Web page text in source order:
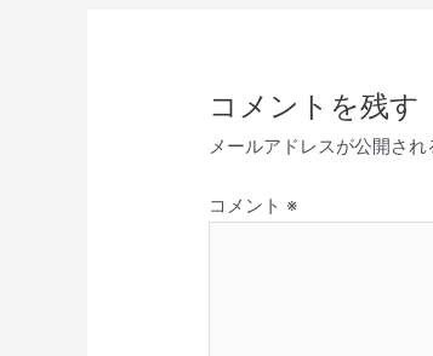
コメントを残す
メールアドレスが公開され
コメント ※